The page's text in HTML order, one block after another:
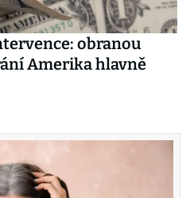
obranou
Amerika hlavně